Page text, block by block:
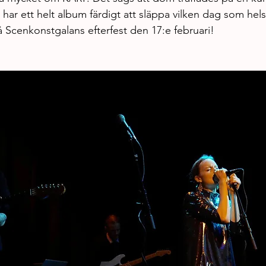
ett helt album färdigt att släppa vilken dag som
Scenkonstgalans efterfest den 17:e februari!